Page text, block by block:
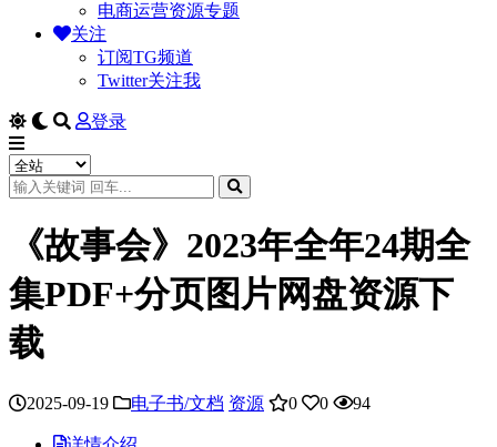
电商运营资源专题
关注
订阅TG频道
Twitter关注我
登录
《故事会》2023年全年24期全
集PDF+分页图片网盘资源下
载
2025-09-19 电子书/文档 资源 0 0 94